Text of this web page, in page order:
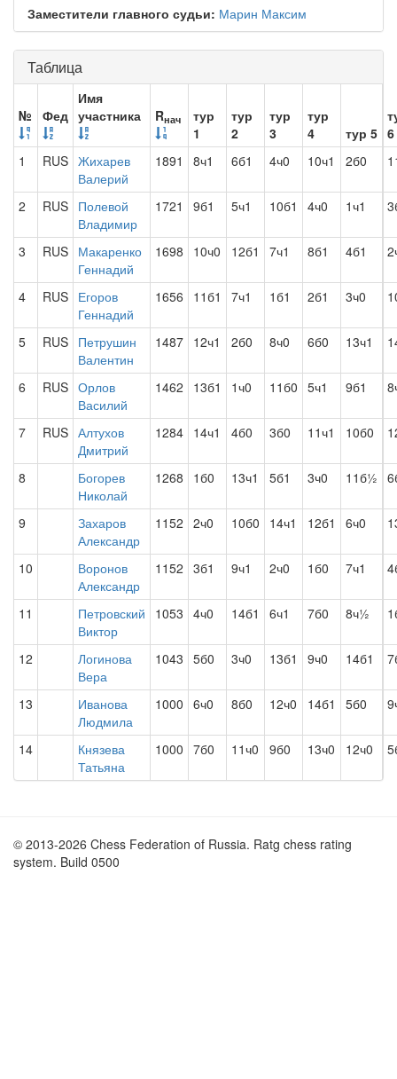
Заместители главного судьи: Марин Максим
Таблица
№ Фед
Имя
участника
Rнач
тур
1
тур
2
тур
3
тур
4
тур 5 6
1
RUS Жихарев
Валерий
1891 8ч1 6б1 4ч0 10ч1 2б0
2 RUS Полевой
Владимир
1721 9б1 5ч1 10б1 4ч0 1ч1
3 RUS Макаренко
Геннадий
1698 10ч0 12б1 7ч1 8б1 4б1
4 RUS Егоров
Геннадий
1656 11б1 7ч1 1б1 2б1 3ч0
5 RUS Петрушин
Валентин
1487 12ч1 2б0 8ч0 6б0 13ч1
6 RUS Орлов
Василий
1462 13б1 1ч0 11б0 5ч1 9б1
7 RUS Алтухов
Дмитрий
1284 14ч1 4б0 3б0 11ч1 10б0
8
Богорев
Николай
1268 1б0 13ч1 5б1 3ч0 11б½
9
Захаров
Александр
1152 2ч0 10б0 14ч1 12б1 6ч0
10
Воронов
Александр
1152 3б1 9ч1 2ч0 1б0 7ч1
11
Петровский
Виктор
1053 4ч0 14б1 6ч1 7б0 8ч½
12
Логинова
Вера
1043 5б0 3ч0 13б1 9ч0 14б1
13
Иванова
Людмила
1000 6ч0 8б0 12ч0 14б1 5б0
14
Князева
Татьяна
1000 7б0 11ч0 9б0 13ч0 12ч0
© 2013-2026 Chess Federation of Russia. Ratg chess rating
system. Build 0500